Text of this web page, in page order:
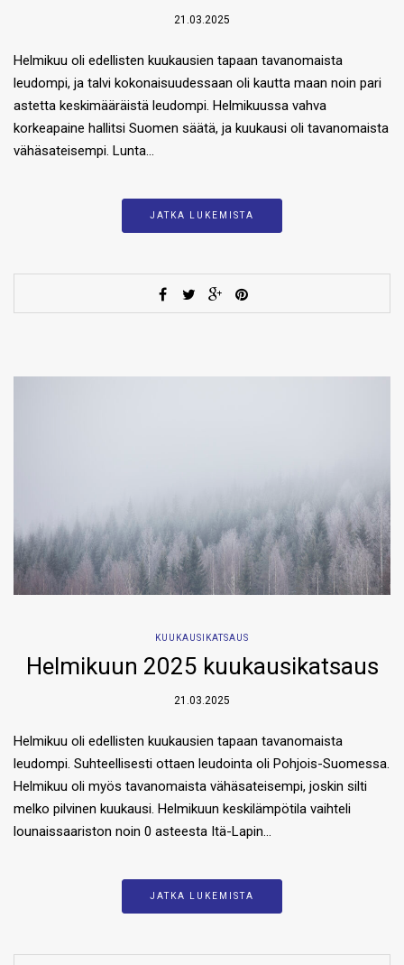
21.03.2025
Helmikuu oli edellisten kuukausien tapaan tavanomaista
leudompi, ja talvi kokonaisuudessaan oli kautta maan noin pari
astetta keskimääräistä leudompi. Helmikuussa vahva
korkeapaine hallitsi Suomen säätä, ja kuukausi oli tavanomaista
vähäsateisempi. Lunta…
JATKA LUKEMISTA
KUUKAUSIKATSAUS
Helmikuun 2025 kuukausikatsaus
21.03.2025
Helmikuu oli edellisten kuukausien tapaan tavanomaista
leudompi. Suhteellisesti ottaen leudointa oli Pohjois-Suomessa.
Helmikuu oli myös tavanomaista vähäsateisempi, joskin silti
melko pilvinen kuukausi. Helmikuun keskilämpötila vaihteli
lounaissaariston noin 0 asteesta Itä-Lapin…
JATKA LUKEMISTA